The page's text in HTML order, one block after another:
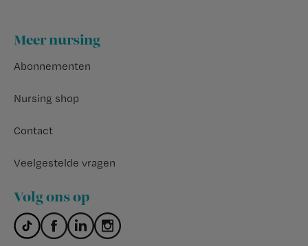
Footer
Meer nursing
Abonnementen
Nursing shop
Contact
Veelgestelde vragen
Volg ons op